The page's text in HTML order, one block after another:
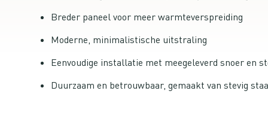
Breder paneel voor meer warmteverspreiding
Moderne, minimalistische uitstraling
Eenvoudige installatie met meegeleverd snoer en
Duurzaam en betrouwbaar, gemaakt van stevig